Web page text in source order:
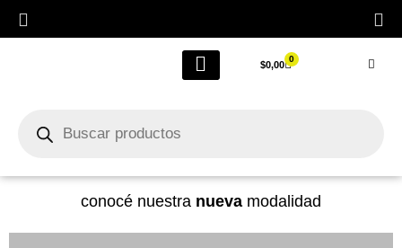
$0,00 0
conocé nuestra nueva modalidad